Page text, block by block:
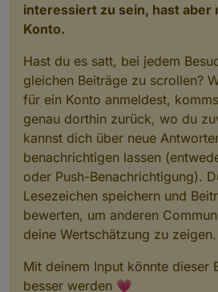
interessiert zu sein, hast aber
Konto.
Hast du es satt, bei jedem
gleichen Beiträge zu scrollen?
für ein Konto anmeldest,
genau dorthin zurück, wo du
kannst dich über neue
benachrichtigen lassen
oder Push-Benachrichtigung).
Lesezeichen speichern und
bewerten, um anderen
deine Wertschätzung zu zeigen.
Mit deinem Input könnte dieser
besser werden 💗